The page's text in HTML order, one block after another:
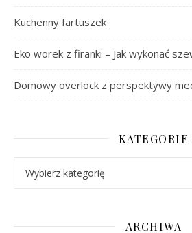
Kuchenny fartuszek
Eko worek z firanki – Jak wykonać
Domowy overlock z perspektywy
KATEGORIE
ARCHIWA